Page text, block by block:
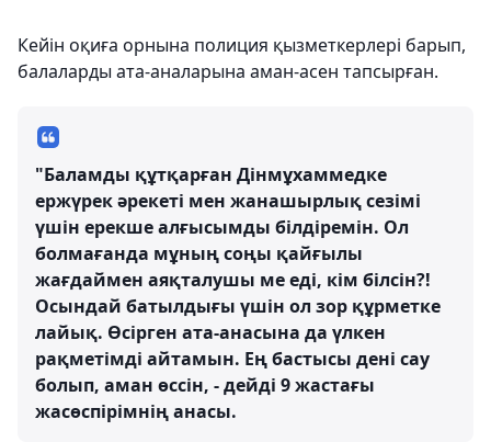
Кейін оқиға орнына полиция қызметкерлері барып,
балаларды ата-аналарына аман-асен тапсырған.
"Баламды құтқарған Дінмұхаммедке
ержүрек әрекеті мен жанашырлық сезімі
үшін ерекше алғысымды білдіремін. Ол
болмағанда мұның соңы қайғылы
жағдаймен аяқталушы ме еді, кім білсін?!
Осындай батылдығы үшін ол зор құрметке
лайық. Өсірген ата-анасына да үлкен
рақметімді айтамын. Ең бастысы дені сау
болып, аман өссін, - дейді 9 жастағы
жасөспірімнің анасы.